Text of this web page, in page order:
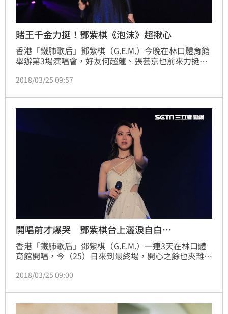
賭王千金力挺！鄧紫棋《泡沫》超揪心
香港「鐵肺歌后」鄧紫棋（G.E.M.）今晚在林口體育館
舉辦第3場演唱會，好友何超蓮、張芸京也前來力挺，
除了帶來一首又一首經典歌曲，感性的話也特別多，鄧
「我真的很喜歡這裡，喜歡來台灣工作、吃東西、看你
們」。
2018/03/25 09:57
開唱前才爆哭 鄧紫棋台上灑淚自白…
香港「鐵肺歌后」鄧紫棋（G.E.M.）一連3天在林口體
育館開唱，今（25）日來到最終場，開心之餘也夾雜一
女王之姿霸氣登台，她感嘆時間過太快，還在台上哽咽
大哭了15分鐘把鼻子哭腫，笑稱自己當時很像大陸女星
趙薇。
2018/03/25 09:00